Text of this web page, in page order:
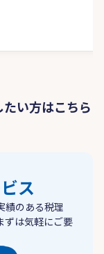
い方はこちら
ス
績のある税理
ずは気軽にご要